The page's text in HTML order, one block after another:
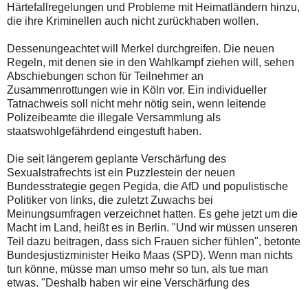
Härtefallregelungen und Probleme mit Heimatländern hinzu,
die ihre Kriminellen auch nicht zurückhaben wollen.
Dessenungeachtet will Merkel durchgreifen. Die neuen
Regeln, mit denen sie in den Wahlkampf ziehen will, sehen
Abschiebungen schon für Teilnehmer an
Zusammenrottungen wie in Köln vor. Ein individueller
Tatnachweis soll nicht mehr nötig sein, wenn leitende
Polizeibeamte die illegale Versammlung als
staatswohlgefährdend eingestuft haben.
Die seit längerem geplante Verschärfung des
Sexualstrafrechts ist ein Puzzlestein der neuen
Bundesstrategie gegen Pegida, die AfD und populistische
Politiker von links, die zuletzt Zuwachs bei
Meinungsumfragen verzeichnet hatten. Es gehe jetzt um die
Macht im Land, heißt es in Berlin. "Und wir müssen unseren
Teil dazu beitragen, dass sich Frauen sicher fühlen", betonte
Bundesjustizminister Heiko Maas (SPD). Wenn man nichts
tun könne, müsse man umso mehr so tun, als tue man
etwas. "Deshalb haben wir eine Verschärfung des